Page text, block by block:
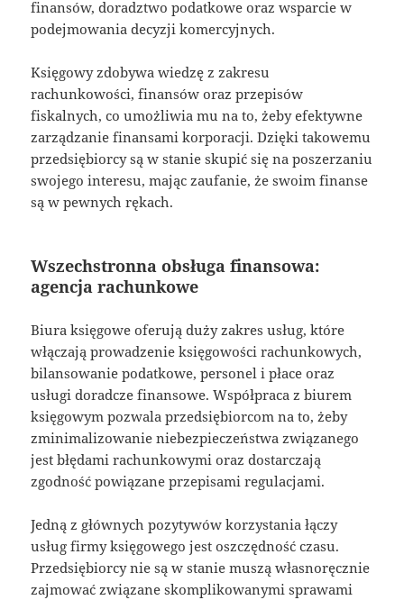
finansów, doradztwo podatkowe oraz wsparcie w
podejmowania decyzji komercyjnych.
Księgowy zdobywa wiedzę z zakresu
rachunkowości, finansów oraz przepisów
fiskalnych, co umożliwia mu na to, żeby efektywne
zarządzanie finansami korporacji. Dzięki takowemu
przedsiębiorcy są w stanie skupić się na poszerzaniu
swojego interesu, mając zaufanie, że swoim finanse
są w pewnych rękach.
Wszechstronna obsługa finansowa:
agencja rachunkowe
Biura księgowe oferują duży zakres usług, które
włączają prowadzenie księgowości rachunkowych,
bilansowanie podatkowe, personel i płace oraz
usługi doradcze finansowe. Współpraca z biurem
księgowym pozwala przedsiębiorcom na to, żeby
zminimalizowanie niebezpieczeństwa związanego
jest błędami rachunkowymi oraz dostarczają
zgodność powiązane przepisami regulacjami.
Jedną z głównych pozytywów korzystania łączy
usług firmy księgowego jest oszczędność czasu.
Przedsiębiorcy nie są w stanie muszą własnoręcznie
zajmować związane skomplikowanymi sprawami